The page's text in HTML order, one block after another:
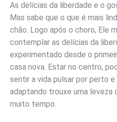
As delícias da liberdade e o
Mas sabe que o que é mais
chão. Logo após o choro, Ele
contemplar as delícias da
experimentado desde o
casa nova. Estar no centro,
sentir a vida pulsar por perto e
adaptando trouxe uma leveza
muito tempo.